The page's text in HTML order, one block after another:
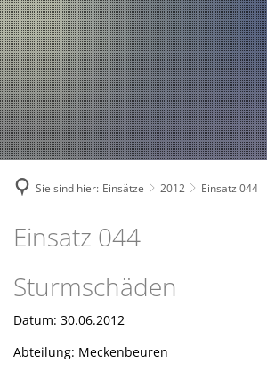
2024
2023
2022
2021
Mitglied
Sie sind hier: Einsätze 2012 Einsatz 044
Einsatz 044
Sturmschäden
Datum: 30.06.2012
Abteilung: Meckenbeuren